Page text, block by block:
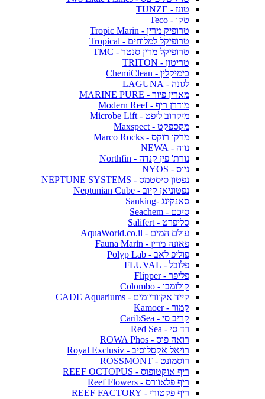
טונז - TUNZE
טקו - Teco
טרופיק מרין - Tropic Marin
טרופיקל למלוחים - Tropical
טרופיקל מרין סנטר - TMC
טריטון - TRITON
כימיקלין - ChemiClean
לגונה - LAGUNA
מארין פיור - MARINE PURE
מודרן ריף - Modern Reef
מיקרוב ליפט - Microbe Lift
מקספקט - Maxspect
מרקו רוקס - Marco Rocks
נווה - NEWA
נורת' פין קנדה - Northfin
ניוס - NYOS
נפטון סיסטמס - NEPTUNE SYSTEMS
נפטוניאן קיוב - Neptunian Cube
סאנקינג -Sanking
סיכם - Seachem
סליפרט - Salifert
עולם המים - AquaWorld.co.il
פאונה מרין - Fauna Marin
פוליפ לאב - Polyp Lab
פלובל - FLUVAL
פליפר - Flipper
קולומבו - Colombo
קייד אקווריומים - CADE Aquariums
קמור - Kamoer
קריב סי - CaribSea
רד סי - Red Sea
רואה פוס - ROWA Phos
רויאל אקסלוסיב - Royal Exclusiv
רוסמונט - ROSSMONT
ריף אוקטופוס - REEF OCTOPUS
ריף פלאוורס - Reef Flowers
ריף פקטורי - REEF FACTORY